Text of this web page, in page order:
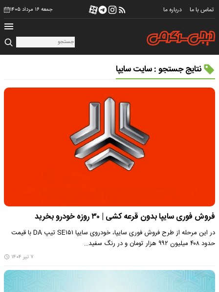
تماس با ما درباره ما جمعه ۱۶ مرداد ۱۴۰۵
نتایج جستجو : سایت سایپا
فروش فوری سایپا بدون قرعه کشی | ۳۰ روزه خودرو بخرید
در این مرحله از طرح فروش فوری سایپا، خودروی سایپا SE۱۵۱ تیپ DA با قیمت
حدود ۴۰۸ میلیون ۹۹۲ هزار تومان و در رنگ سفید…
۷ تیر ۱۴۰۴